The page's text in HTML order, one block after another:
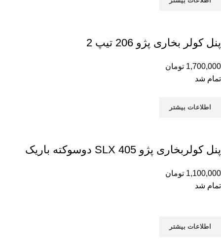
پنل کولر بخاری پژو 206 تیپ 2
1,700,000 تومان
تمام شد
اطلاعات بیشتر
پنل کولربخاری پژو 405 SLX دوسوکته باریک
1,100,000 تومان
تمام شد
اطلاعات بیشتر